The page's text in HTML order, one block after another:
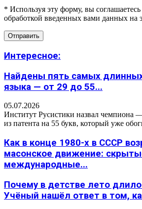
* Используя эту форму, вы
обработкой введенных вами данных на
Интересное:
Найдены пять самых
языка — от 29 до 55...
05.07.2026
Институт Русистики назвал чемпиона
из патента на 55 букв, который уже
Как в конце 1980-х в СССР
масонское движение:
международные...
Почему в детстве лето
Учёный нашёл ответ в том,